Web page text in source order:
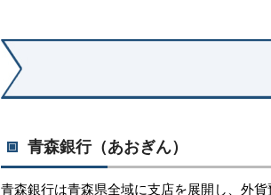
青森銀行（あおぎん）
青森銀行は青森県全域に支店を展開し、外